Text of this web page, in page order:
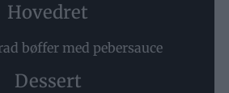
Hovedret
bøffer med pebersauce
Dessert